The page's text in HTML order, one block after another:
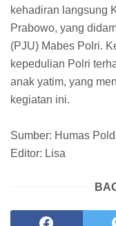
kehadiran langsung
Prabowo, yang
(PJU) Mabes Polri.
kepedulian Polri
anak yatim, yang
kegiatan ini.
Sumber: Humas
Editor: Lisa